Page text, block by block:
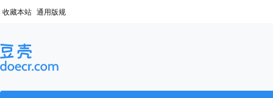
收藏本站 通用版规